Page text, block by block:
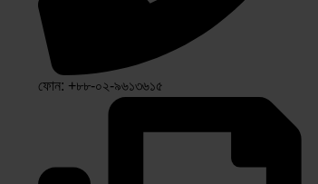
ফোন: +৮৮-০২-৯৬১৩৬১৫